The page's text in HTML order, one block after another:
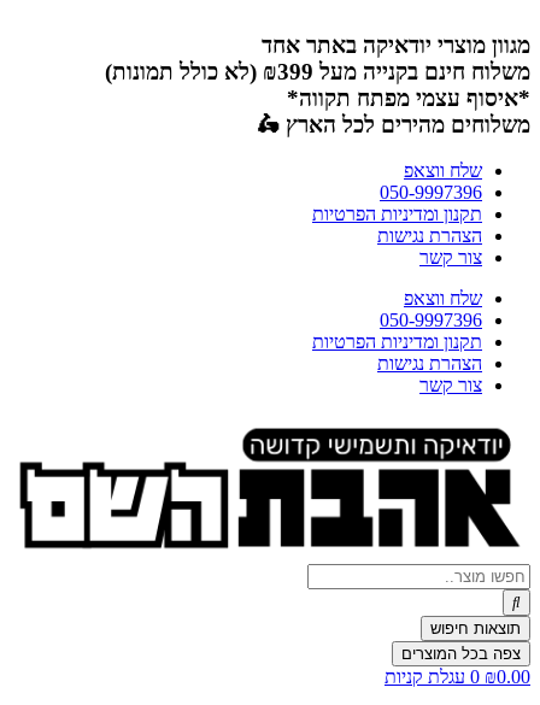
לתוכן
מגוון מוצרי יודאיקה באתר אחד
משלוח חינם בקנייה מעל ₪399 (לא כולל תמונות)
*איסוף עצמי מפתח תקווה*
משלוחים מהירים לכל הארץ 🛵
שלח ווצאפ
050-9997396
תקנון ומדיניות הפרטיות
הצהרת נגישות
צור קשר
שלח ווצאפ
050-9997396
תקנון ומדיניות הפרטיות
הצהרת נגישות
צור קשר
Search
...
תוצאות חיפוש
צפה בכל המוצרים
₪0.00
0 עגלת קניות